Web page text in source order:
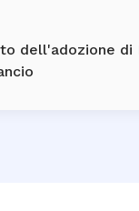
dell'adozione di